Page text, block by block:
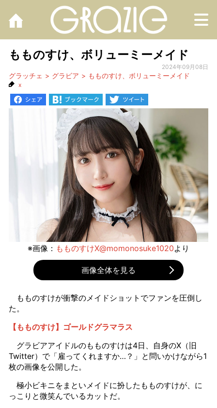
もものすけ、ボリューミーメイド
2024年09月08日
グラッチェ グラビア もものすけ、ボリューミーメイド
x
※画像： もものすけX@momonosuke1020より
画像全体を見る
もものすけが衝撃のメイドショットでファンを圧倒し
た。
【もものすけ】ゴールドグラマラス
グラビアアイドルのもものすけは4日、自身のX（旧
Twitter）で「雇ってくれますか…？」と問いかけながら1
枚の画像を公開した。
極小ビキニをまといメイドに扮したもものすけが、に
っこりと微笑んでいるカットだ。